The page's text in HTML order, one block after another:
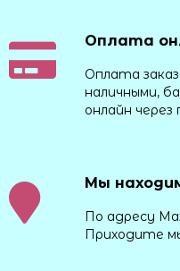
Оплата
Оплата
наличными,
онлайн
Мы
По адресу
Приходите